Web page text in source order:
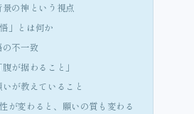
景の神という視点
」とは何か
不一致
が据わること」
が教えていること
が変わると、願いの質も変わる